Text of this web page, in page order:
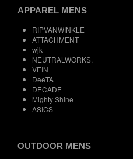
APPAREL MENS
RIPVANWINKLE
ATTACHMENT
wjk
NEUTRALWORKS.
VEIN
DeeTA
DECADE
Mighty Shine
ASICS
OUTDOOR MENS